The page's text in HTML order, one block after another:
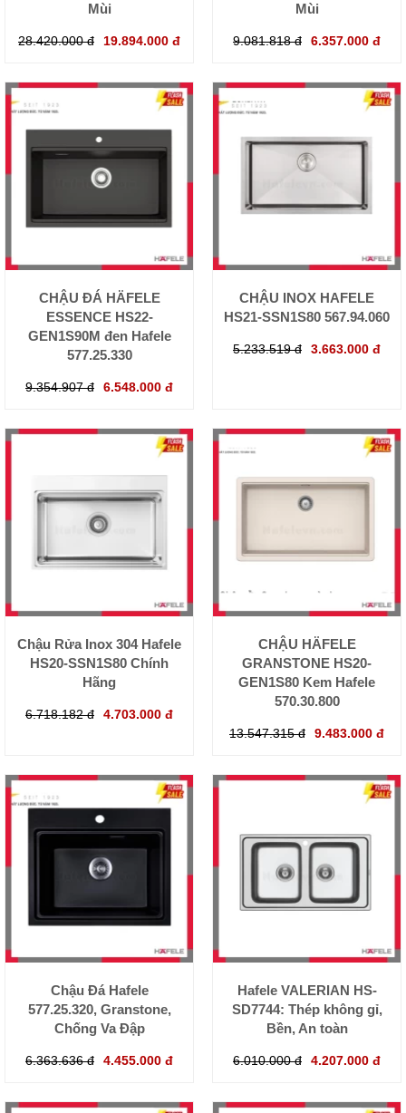
Mùi
28.420.000 đ 19.894.000 đ
Mùi
9.081.818 đ 6.357.000 đ
CHẬU ĐÁ HÄFELE
ESSENCE HS22-
GEN1S90M đen Hafele
577.25.330
9.354.907 đ 6.548.000 đ
CHẬU INOX HAFELE
HS21-SSN1S80 567.94.060
5.233.519 đ 3.663.000 đ
Chậu Rửa Inox 304 Hafele
HS20-SSN1S80 Chính
Hãng
6.718.182 đ 4.703.000 đ
CHẬU HÄFELE
GRANSTONE HS20-
GEN1S80 Kem Hafele
570.30.800
13.547.315 đ 9.483.000 đ
Chậu Đá Hafele
577.25.320, Granstone,
Chống Va Đập
6.363.636 đ 4.455.000 đ
Hafele VALERIAN HS-
SD7744: Thép không gỉ,
Bền, An toàn
6.010.000 đ 4.207.000 đ